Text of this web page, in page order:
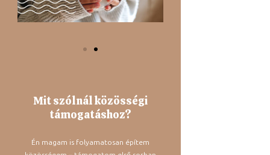
Mit szólnál közösségi
támogatáshoz?
Én magam is folyamatosan építem